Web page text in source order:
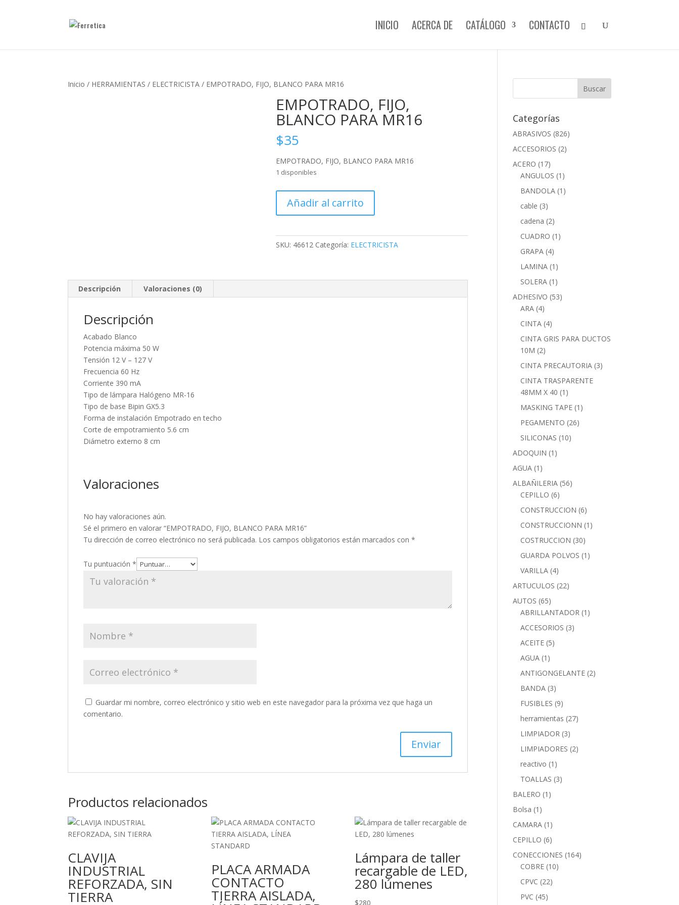
INICIO ACERCA DE CATÁLOGO CONTACTO
Inicio / HERRAMIENTAS / ELECTRICISTA / EMPOTRADO, FIJO, BLANCO PARA MR16
EMPOTRADO, FIJO,
BLANCO PARA MR16
$35
EMPOTRADO, FIJO, BLANCO PARA MR16
1 disponibles
FIJO,
BLANCO
MR16
Añadir al carrito
SKU: 46612 Categoría: ELECTRICISTA
Descripción Valoraciones (0)
Descripción
Acabado Blanco
Potencia máxima 50 W
Tensión 12 V – 127 V
Frecuencia 60 Hz
Corriente 390 mA
Tipo de lámpara Halógeno MR-16
Tipo de base Bipin GX5.3
Forma de instalación Empotrado en techo
Corte de empotramiento 5.6 cm
Diámetro externo 8 cm
Valoraciones
No hay valoraciones aún.
Sé el primero en valorar “EMPOTRADO, FIJO, BLANCO PARA MR16”
Tu dirección de correo electrónico no será publicada. Los campos obligatorios están marcados con*
Tu puntuación*
Guardar mi nombre, correo electrónico y sitio web en este navegador para la próxima vez que haga un
comentario.
Productos relacionados
CLAVIJA
INDUSTRIAL
REFORZADA, SIN
TIERRA
PLACA ARMADA
CONTACTO
TIERRA AISLADA,
Lámpara de taller
recargable de LED,
280 lúmenes
$280
Categorías
ABRASIVOS (826)
ACCESORIOS (2)
ACERO (17)
ANGULOS (1)
BANDOLA (1)
cable (3)
cadena (2)
CUADRO (1)
GRAPA (4)
LAMINA (1)
SOLERA (1)
ADHESIVO (53)
ARA (4)
CINTA (4)
CINTA GRIS PARA DUCTOS
10M (2)
CINTA PRECAUTORIA (3)
CINTA TRASPARENTE
48MM X 40 (1)
MASKING TAPE (1)
PEGAMENTO (26)
SILICONAS (10)
ADOQUIN (1)
AGUA (1)
ALBAÑILERIA (56)
CEPILLO (6)
CONSTRUCCION (6)
CONSTRUCCIONN (1)
COSTRUCCION (30)
GUARDA POLVOS (1)
VARILLA (4)
ARTUCULOS (22)
AUTOS (65)
ABRILLANTADOR (1)
ACCESORIOS (3)
ACEITE (5)
AGUA (1)
ANTIGONGELANTE (2)
BANDA (3)
FUSIBLES (9)
herramientas (27)
LIMPIADOR (3)
LIMPIADORES (2)
reactivo (1)
TOALLAS (3)
BALERO (1)
Bolsa (1)
CAMARA (1)
CEPILLO (6)
CONECCIONES (164)
COBRE (10)
CPVC (22)
PVC (45)